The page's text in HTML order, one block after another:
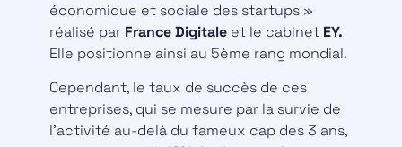
économique et sociale des startups »
réalisé par France Digitaleet le cabinetEY.
Elle positionne ainsi au 5ème rang mondial.
Cependant, le taux de succès de ces
entreprises, qui se mesure par la survie de
l’activité au-delà du fameux cap des 3 ans,